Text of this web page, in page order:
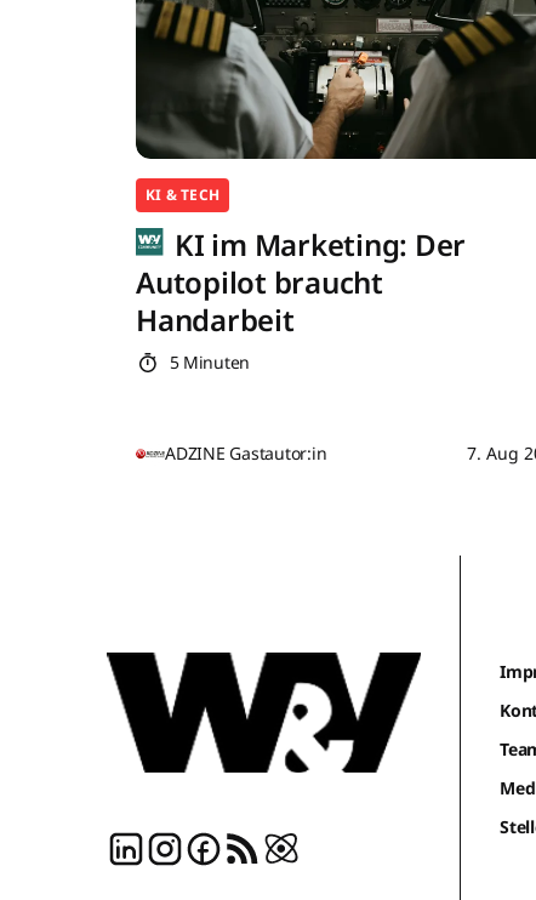
KI & TECH
KI im Marketing: Der
Autopilot braucht
Handarbeit
5 Minuten
ADZINE Gastautor:in 7. Aug